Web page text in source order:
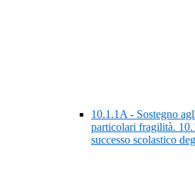
10.1.1A - Sostegno
particolari fragilità.
successo scolastico